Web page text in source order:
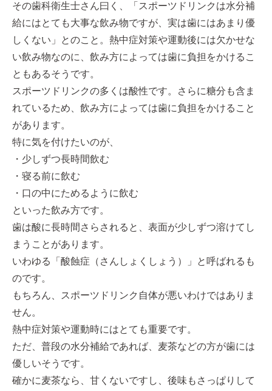
その歯科衛生士さん曰く、
「スポーツドリンクは水分補
給にはとても大事な飲み物ですが、実は歯にはあまり優
しくない」
とのこと。 熱中症対策や運動後には欠かせな
い飲み物なのに、飲み方によっては歯に負担をかけるこ
ともあるそうです。
スポーツドリンクの多くは酸性です。
さらに糖分も含ま
れているため、飲み方によっては歯に負担をかけること
があります。
特に気を付けたいのが、
・少しずつ長時間飲む
・寝る前に飲む
・口の中にためるように飲む
といった飲み方です。
歯は酸に長時間さらされると、表面が少しずつ溶けてし
まうことがあります。
いわゆる「酸蝕症（さんしょくしょう）」と呼ばれるも
のです。
もちろん、スポーツドリンク自体が悪いわけではありま
せん。
熱中症対策や運動時にはとても重要です。
ただ、普段の水分補給であれば、麦茶などの方が歯には
優しいそうです。
確かに麦茶なら、甘くないですし、後味もさっぱりして